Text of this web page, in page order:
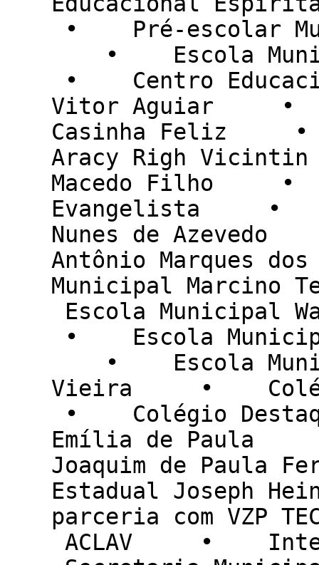
• Pré-escolar
• Escola
• Centro
Vitor Aguiar •
Casinha Feliz •
Aracy Righ
Macedo Filho •
Evangelista •
Nunes de
Antônio Marques
Municipal
Escola Municipal
• Escola
• Escola
Vieira •
• Colégio
Emília de Paula
Joaquim de
Estadual Joseph
parceria com
ACLAV •